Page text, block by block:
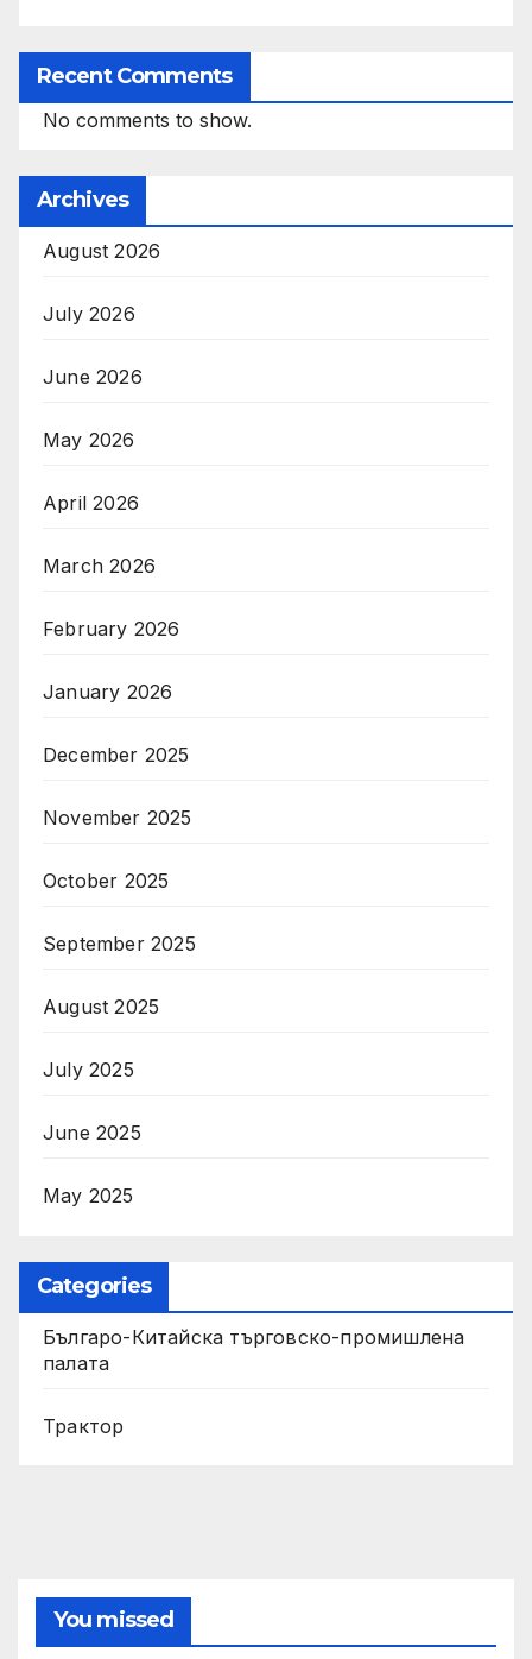
Recent Comments
No comments to show.
Archives
August 2026
July 2026
June 2026
May 2026
April 2026
March 2026
February 2026
January 2026
December 2025
November 2025
October 2025
September 2025
August 2025
July 2025
June 2025
May 2025
Categories
Българо-Китайска търговско-промишлена
палата
Трактор
You missed